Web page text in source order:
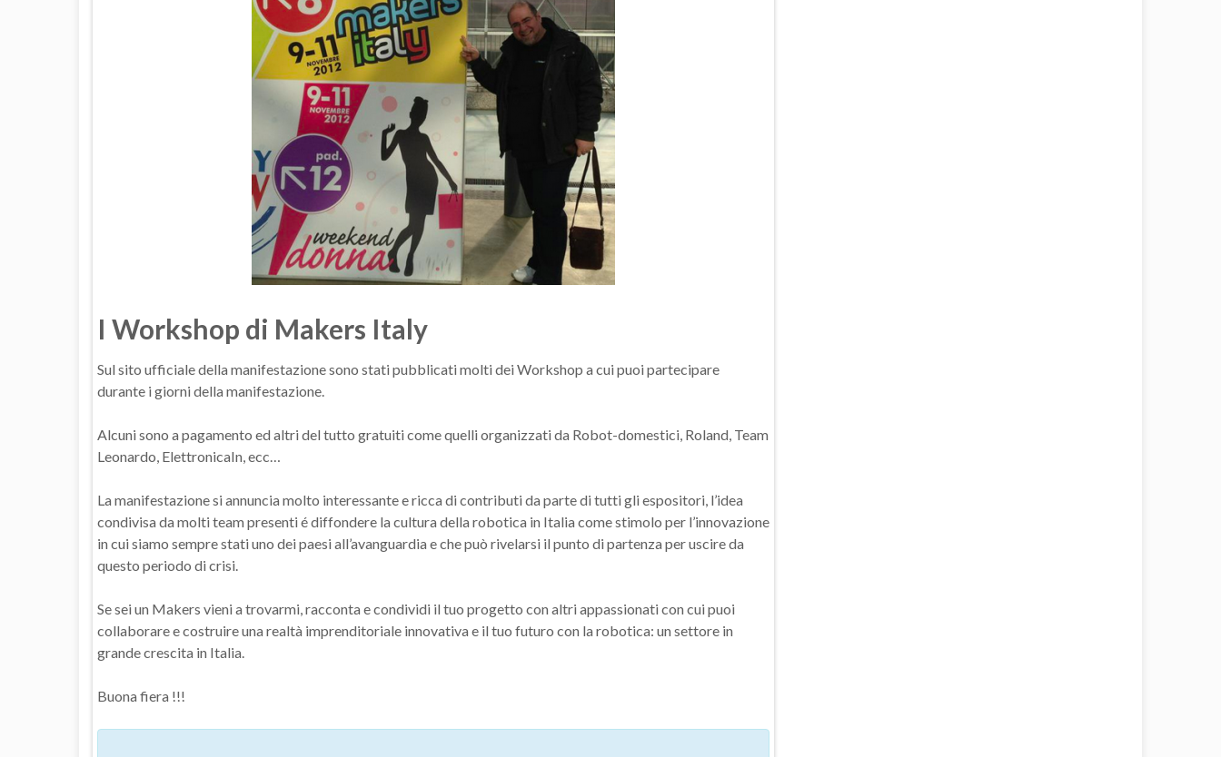
I Workshop di Makers Italy
Sul sito ufficiale della manifestazione sono stati pubblicati molti dei Workshop a cui puoi partecipare
durante i giorni della manifestazione.
Alcuni sono a pagamento ed altri del tutto gratuiti come quelli organizzati da Robot-domestici, Roland, Team
Leonardo, ElettronicaIn, ecc…
La manifestazione si annuncia molto interessante e ricca di contributi da parte di tutti gli espositori, l’idea
condivisa da molti team presenti é diffondere la cultura della robotica in Italia come stimolo per l’innovazione
in cui siamo sempre stati uno dei paesi all’avanguardia e che può rivelarsi il punto di partenza per uscire da
questo periodo di crisi.
Se sei un Makers vieni a trovarmi, racconta e condividi il tuo progetto con altri appassionati con cui puoi
collaborare e costruire una realtà imprenditoriale innovativa e il tuo futuro con la robotica: un settore in
grande crescita in Italia.
Buona fiera !!!